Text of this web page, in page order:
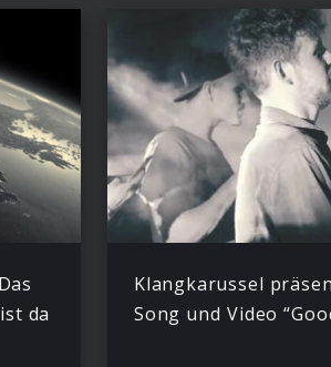
da
Klangkarussel
Song und Video